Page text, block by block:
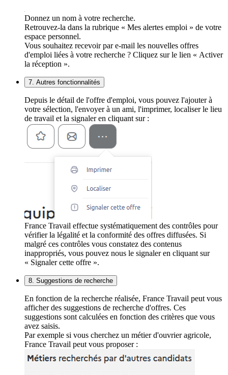
Donnez un nom à votre recherche.
Retrouvez-la dans la rubrique « Mes alertes emploi » de votre
espace personnel.
Vous souhaitez recevoir par e-mail les nouvelles offres
d'emploi liées à votre recherche ? Cliquez sur le lien « Activer
la réception ».
7. Autres fonctionnalités
Depuis le détail de l'offre d'emploi, vous pouvez l'ajouter à
votre sélection, l'envoyer à un ami, l'imprimer, localiser le lieu
de travail et la signaler en cliquant sur :
France Travail effectue systématiquement des contrôles pour
vérifier la légalité et la conformité des offres diffusées. Si
malgré ces contrôles vous constatez des contenus
inappropriés, vous pouvez nous le signaler en cliquant sur
« Signaler cette offre ».
8. Suggestions de recherche
En fonction de la recherche réalisée, France Travail peut vous
afficher des suggestions de recherche d'offres. Ces
suggestions sont calculées en fonction des critères que vous
avez saisis.
Par exemple si vous cherchez un métier d'ouvrier agricole,
France Travail peut vous proposer :